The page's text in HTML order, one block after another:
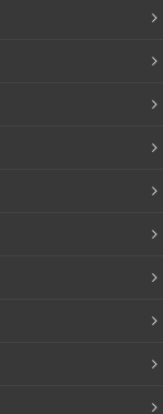
とができますし、
インを好む女性に
デザインまで豊富